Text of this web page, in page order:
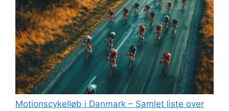
Motionscykelløb i Danmark – Samlet liste over